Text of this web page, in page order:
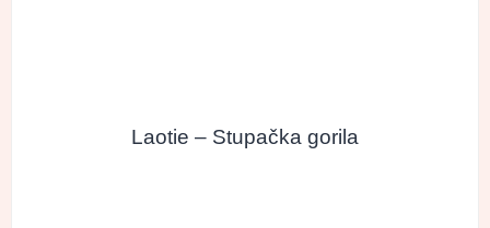
Laotie – Stupačka gorila